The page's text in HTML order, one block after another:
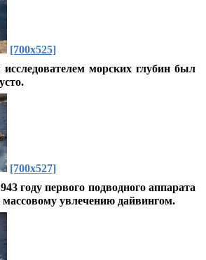
[700x525]
морских глубин был
[700x527]
году первого подводного аппарата
увлечению дайвингом.